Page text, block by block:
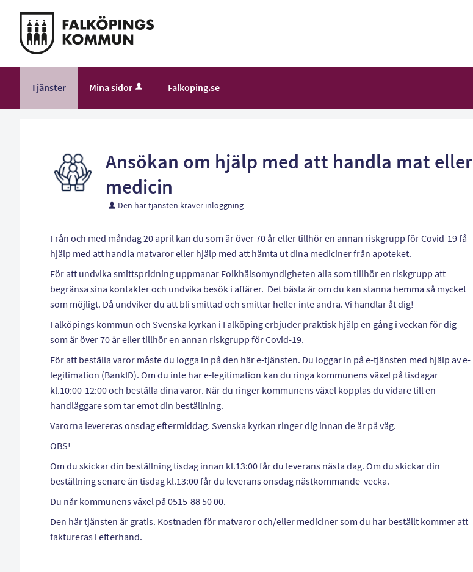
självservice
kommunTjänster Mina sidor Falkoping.se
Ansökan om hjälp med att handla mat eller
medicin
Den här tjänsten kräver inloggning
Från och med måndag 20 april kan du som är över 70 år eller tillhör en annan riskgrupp för Covid-19 få
hjälp med att handla matvaror eller hjälp med att hämta ut dina mediciner från apoteket.
För att undvika smittspridning uppmanar Folkhälsomyndigheten alla som tillhör en riskgrupp att
begränsa sina kontakter och undvika besök i affärer. Det bästa är om du kan stanna hemma så mycket
som möjligt. Då undviker du att bli smittad och smittar heller inte andra. Vi handlar åt dig!
Falköpings kommun och Svenska kyrkan i Falköping erbjuder praktisk hjälp en gång i veckan för dig
som är över 70 år eller tillhör en annan riskgrupp för Covid-19.
För att beställa varor måste du logga in på den här e-tjänsten. Du loggar in på e-tjänsten med hjälp av e-
legitimation (BankID). Om du inte har e-legitimation kan du ringa kommunens växel på tisdagar
kl.10:00-12:00 och beställa dina varor. När du ringer kommunens växel kopplas du vidare till en
handläggare som tar emot din beställning.
Varorna levereras onsdag eftermiddag. Svenska kyrkan ringer dig innan de är på väg.
OBS!
Om du skickar din beställning tisdag innan kl.13:00 får du leverans nästa dag. Om du skickar din
beställning senare än tisdag kl.13:00 får du leverans onsdag nästkommande vecka.
Du når kommunens växel på 0515-88 50 00.
Den här tjänsten är gratis. Kostnaden för matvaror och/eller mediciner som du har beställt kommer att
faktureras i efterhand.